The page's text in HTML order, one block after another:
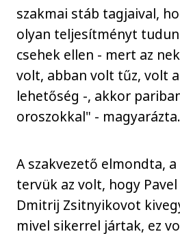
szakmai stáb tagjaival,
olyan teljesítményt
csehek ellen - mert az
volt, abban volt tűz, volt
lehetőség -, akkor
oroszokkal" - magyarázta.
A szakvezető elmondta,
tervük az volt, hogy
Dmitrij Zsitnyikovot
mivel sikerrel jártak, ez